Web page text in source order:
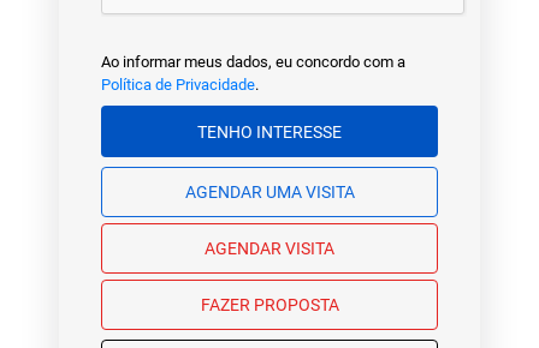
Ao informar meus dados, eu concordo com a
Política de Privacidade.
TENHO INTERESSE
AGENDAR UMA VISITA
AGENDAR VISITA
FAZER PROPOSTA